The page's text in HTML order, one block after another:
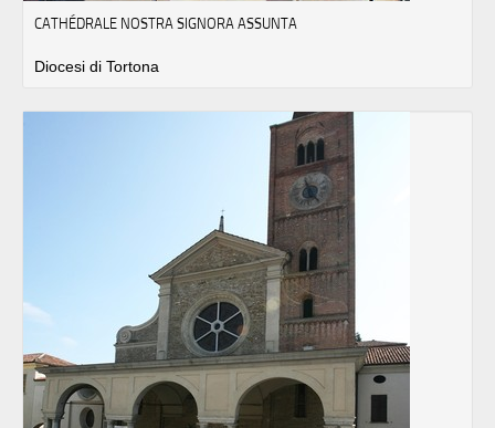
CATHÉDRALE NOSTRA SIGNORA ASSUNTA
Diocesi di Tortona